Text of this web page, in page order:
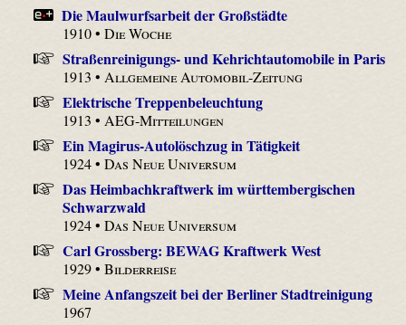
Die Maulwurfsarbeit der Großstädte
1910 •Die Woche
Straßenreinigungs- und Kehrichtautomobile in Paris
1913 • Allgemeine Automobil-Zeitung
Elektrische Treppenbeleuchtung
1913 • AEG-Mitteilungen
Ein Magirus-Autolöschzug in Tätigkeit
1924 •Das Neue Universum
Das Heimbachkraftwerk im württembergischen
Schwarzwald
1924 •Das Neue Universum
Carl Grossberg: BEWAG Kraftwerk West
1929 •Bilderreise
Meine Anfangszeit bei der Berliner Stadtreinigung
1967